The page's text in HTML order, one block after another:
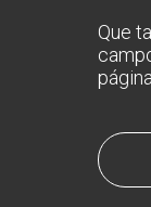
Que